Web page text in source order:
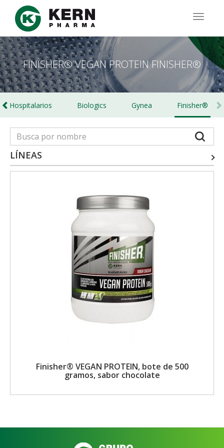
Pasar
contenido
principal
FINISHER® VEGAN PROTEIN FINISHER®
Hospitalarios Biologics Gynea Finisher®
LÍNEAS
Finisher® VEGAN PROTEIN, bote de 500
gramos, sabor chocolate